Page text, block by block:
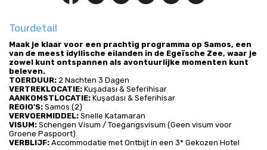
Tourdetail
Maak je klaar voor een prachtig programma op Samos, een
van de meest idyllische eilanden in de Egeïsche Zee, waar je
zowel kunt ontspannen als avontuurlijke momenten kunt
beleven.
TOERDUUR: 2 Nachten 3 Dagen
VERTREKLOCATIE: Kuşadası & Seferihisar
AANKOMSTLOCATIE: Kuşadası & Seferihisar
REGIO'S: Samos (2)
VERVOERMIDDEL: Snelle Katamaran
VISUM: Schengen Visum / Toegangsvisum (Geen visum voor
Groene Paspoort)
VERBLIJF: Accommodatie met Ontbijt in een 3* Gekozen Hotel